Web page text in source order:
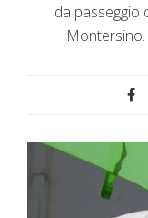
da passeggio